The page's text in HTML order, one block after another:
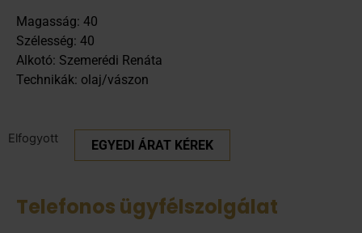
Magasság: 40
Szélesség: 40
Alkotó: Szemerédi Renáta
Technikák: olaj/vászon
Elfogyott EGYEDI ÁRAT KÉREK
Telefonos ügyfélszolgálat